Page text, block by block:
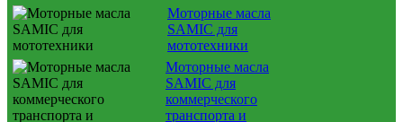
Моторные масла
SAMIC для
мототехники
Моторные масла
SAMIC для
коммерческого
транспорта и